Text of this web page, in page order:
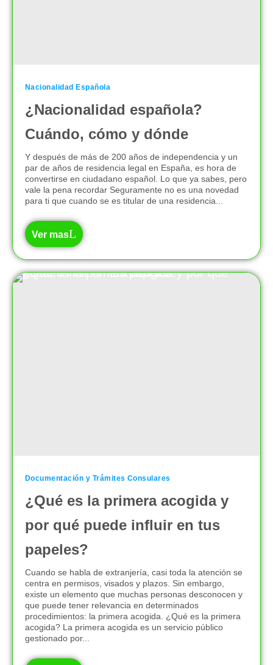
Nacionalidad Española
¿Nacionalidad española?
Cuándo, cómo y dónde
Y después de más de 200 años de independencia y un
par de años de residencia legal en España, es hora de
convertirse en ciudadano español. Lo que ya sabes, pero
vale la pena recordar Seguramente no es una novedad
para ti que cuando se es titular de una residencia...
Ver mas
Documentación y Trámites Consulares
¿Qué es la primera acogida y
por qué puede influir en tus
papeles?
Cuando se habla de extranjería, casi toda la atención se
centra en permisos, visados y plazos. Sin embargo,
existe un elemento que muchas personas desconocen y
que puede tener relevancia en determinados
procedimientos: la primera acogida. ¿Qué es la primera
acogida? La primera acogida es un servicio público
gestionado por...